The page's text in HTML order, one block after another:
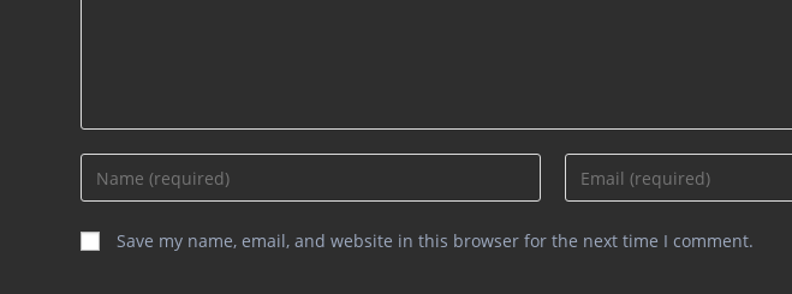
Enter
your
name
or
Enter
your
Save my name, email, and website in this browser for the next time I comment.